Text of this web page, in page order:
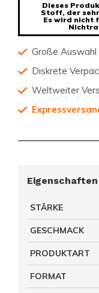
Dieses
Stoff, der
Es wird nicht
Große Auswahl
Diskrete
Weltweiter
Eigenschaften
STÄRKE
GESCHMACK
PRODUKTART
FORMAT